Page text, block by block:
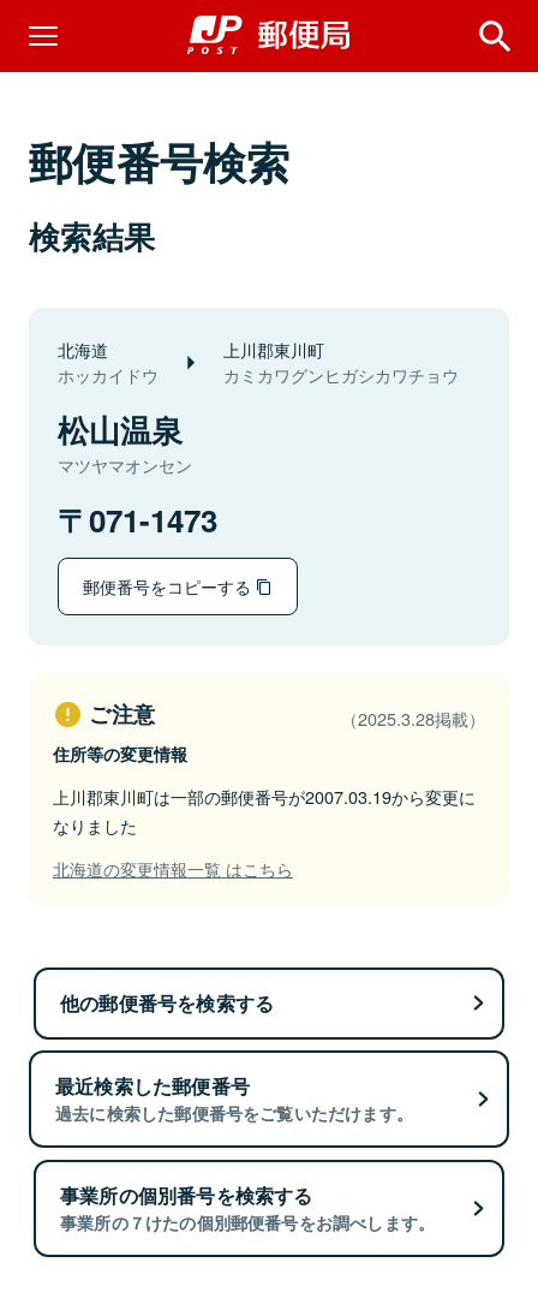
郵便番号検索
検索結果
北海道
ホッカイドウ
上川郡東川町
カミカワグンヒガシカワチョウ
松山温泉
マツヤマオンセン
071-1473
郵便番号をコピーする
ご注意 （2025.3.28掲載）
住所等の変更情報
上川郡東川町は一部の郵便番号が2007.03.19から変更に
なりました
北海道の変更情報一覧 はこちら
他の郵便番号を検索する
最近検索した郵便番号
過去に検索した郵便番号をご覧いただけます。
事業所の個別番号を検索する
事業所の７けたの個別郵便番号をお調べします。